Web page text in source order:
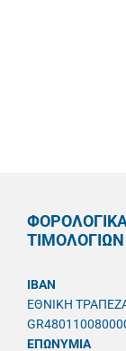
ΦΟΡΟΛΟΓΙΚΑ
ΤΙΜΟΛΟΓΙΩΝ
IBAN
ΕΘΝΙΚΗ
ΕΠΩΝΥΜΙΑ